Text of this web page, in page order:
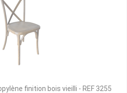
finition bois vieilli - REF 3255